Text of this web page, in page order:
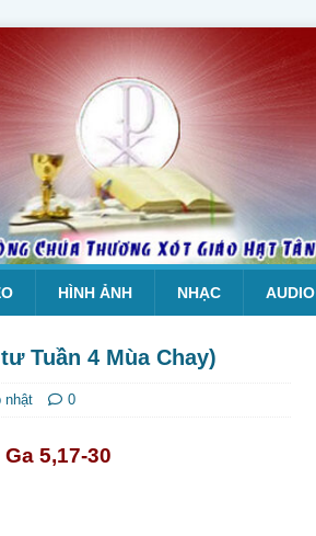
HÌNH ẢNH NHẠC AUDIO
Tuần 4 Mùa Chay)
nhật 0
Ga 5,17-30